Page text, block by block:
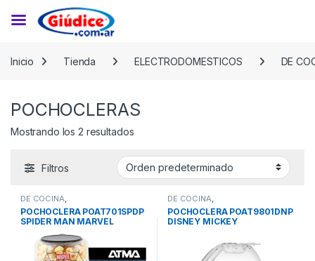
Inicio
Tienda ELECTRODOMESTICOS DE
POCHOCLERAS
Mostrando los 2 resultados
Filtros
DE COCINA,
ELECTRODOMESTICOS ,
POCHOCLERAS
POCHOCLERA POAT701SPDP
SPIDER MAN MARVEL
DE COCINA,
ELECTRODOMESTICOS,
POCHOCLERAS
POCHOCLERA POAT9801DNP
DISNEY MICKEY